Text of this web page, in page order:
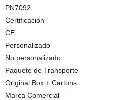
PN7092
Certificación
CE
Personalizado
No personalizado
Paquete de Transporte
Original Box + Cartons
Marca Comercial